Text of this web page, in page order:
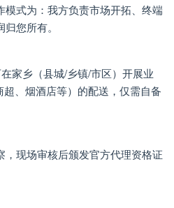
式为：我方负责市场开拓、终端
您所有。
家乡（县城/乡镇/市区）开展业
、烟酒店等）的配送，仅需自备
现场审核后颁发官方代理资格证